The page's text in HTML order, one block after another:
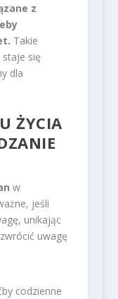
z
Takie
staje się
dla
ŻYCIA
w
jeśli
unikając
uwagę
codzienne